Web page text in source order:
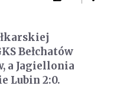
Bełchatów
a Jagiellonia
Lubin 2:0.